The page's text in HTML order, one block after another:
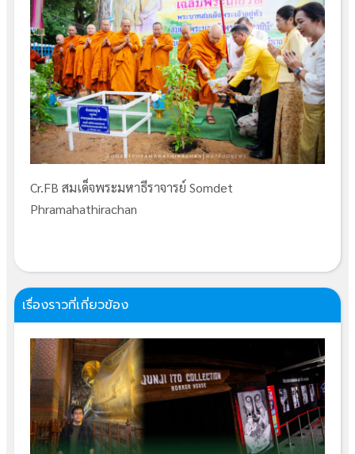
Cr.FB สมเด็จพระมหาธีราจารย์ Somdet
Phramahathirachan
เรื่องราวที่เกี่ยวข้อง